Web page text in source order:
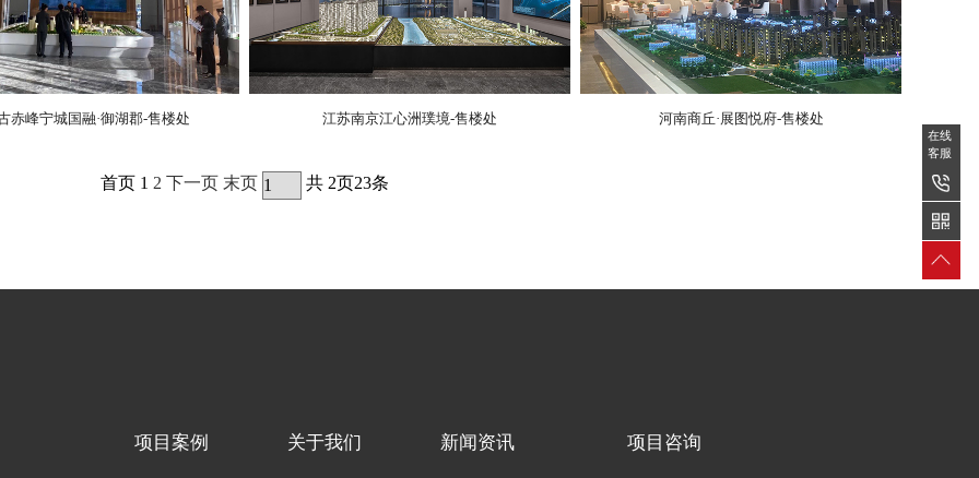
赤峰宁城国融·御湖郡-售楼处 江苏南京江心洲璞境-售楼处 河南商丘·展图悦府-售楼处
首页 1 2 下一页 末页 共 2页23条
在线
客服
在线
客服
项目案例 关于我们 新闻资讯 项目咨询